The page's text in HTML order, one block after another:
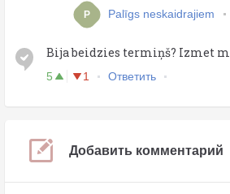
P Palīgs neskaidrajiem
Bija beidzies termiņš? Izmet
5 1 Ответить
Добавить комментарий